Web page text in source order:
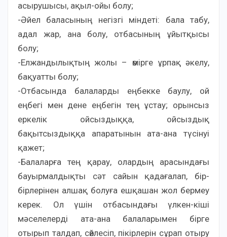
асырушысы, ақыл-ойы болу;
-Әйел баласының негізгі міндеті: бала табу,
адал жар, ана болу, отбасының ұйытқысы
болу;
-Елжандылықтың жолы – өмірге ұрпақ әкелу,
бақуатты болу;
-Отбасында балаларды еңбекке баулу, ой
еңбегі мен дене еңбегін тең ұстау; орынсыз
еркелік ойсыздыққа, ойсыздық
бақытсыздыққа апаратынын ата-ана түсінуі
қажет;
-Балаларға тең қарау, олардың арасындағы
бауырмалдықты сәт сайын қадағалап, бір-
бірлерінен алшақ болуға ешқашан жол бермеу
керек. Ол үшін отбасындағы үлкен-кіші
мәселелерді ата-ана балаларымен бірге
отырып талдап, сөйлесіп, пікірлерін сұрап отыру